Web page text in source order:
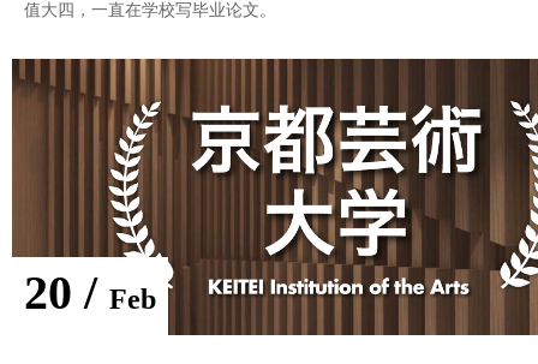
值大四，一直在学校写毕业论文。
20 / Feb